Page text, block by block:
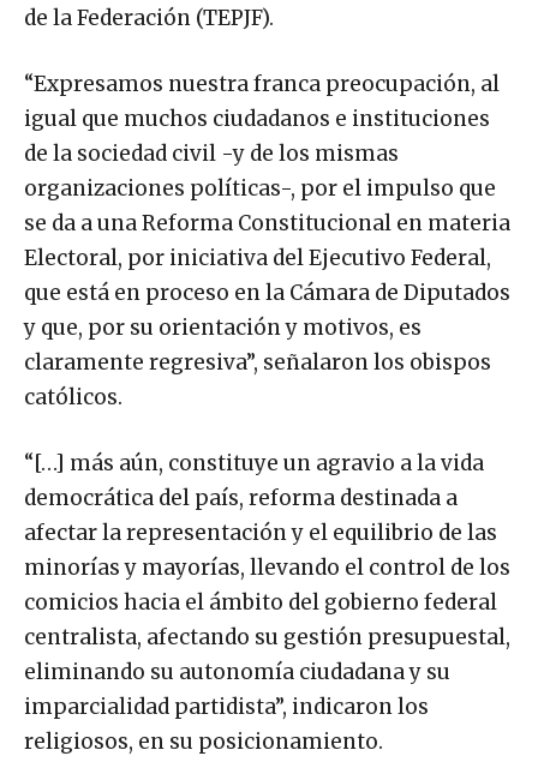
de la Federación (TEPJF).
“Expresamos nuestra franca preocupación, al
igual que muchos ciudadanos e instituciones
de la sociedad civil -y de los mismas
organizaciones políticas-, por el impulso que
se da a una Reforma Constitucional en materia
Electoral, por iniciativa del Ejecutivo Federal,
que está en proceso en la Cámara de Diputados
y que, por su orientación y motivos, es
claramente regresiva”, señalaron los obispos
católicos.
“[…] más aún, constituye un agravio a la vida
democrática del país, reforma destinada a
afectar la representación y el equilibrio de las
minorías y mayorías, llevando el control de los
comicios hacia el ámbito del gobierno federal
centralista, afectando su gestión presupuestal,
eliminando su autonomía ciudadana y su
imparcialidad partidista”, indicaron los
religiosos, en su posicionamiento.